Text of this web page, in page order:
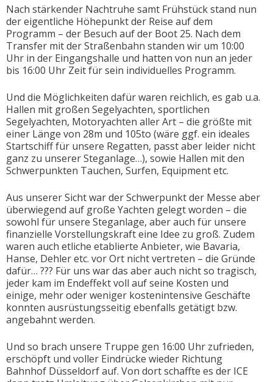
Nach stärkender Nachtruhe samt Frühstück stand nun
der eigentliche Höhepunkt der Reise auf dem
Programm – der Besuch auf der Boot 25. Nach dem
Transfer mit der Straßenbahn standen wir um 10:00
Uhr in der Eingangshalle und hatten von nun an jeder
bis 16:00 Uhr Zeit für sein individuelles Programm.
Und die Möglichkeiten dafür waren reichlich, es gab u.a.
Hallen mit großen Segelyachten, sportlichen
Segelyachten, Motoryachten aller Art – die größte mit
einer Länge von 28m und 105to (wäre ggf. ein ideales
Startschiff für unsere Regatten, passt aber leider nicht
ganz zu unserer Steganlage…), sowie Hallen mit den
Schwerpunkten Tauchen, Surfen, Equipment etc.
Aus unserer Sicht war der Schwerpunkt der Messe aber
überwiegend auf große Yachten gelegt worden – die
sowohl für unsere Steganlage, aber auch für unsere
finanzielle Vorstellungskraft eine Idee zu groß. Zudem
waren auch etliche etablierte Anbieter, wie Bavaria,
Hanse, Dehler etc. vor Ort nicht vertreten – die Gründe
dafür… ??? Für uns war das aber auch nicht so tragisch,
jeder kam im Endeffekt voll auf seine Kosten und
einige, mehr oder weniger kostenintensive Geschäfte
konnten ausrüstungsseitig ebenfalls getätigt bzw.
angebahnt werden.
Und so brach unsere Truppe gen 16:00 Uhr zufrieden,
erschöpft und voller Eindrücke wieder Richtung
Bahnhof Düsseldorf auf. Von dort schaffte es der ICE